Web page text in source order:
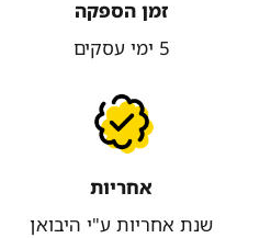
זמן הספקה
5 ימי עסקים
אחריות
שנת אחריות ע"י היבואן